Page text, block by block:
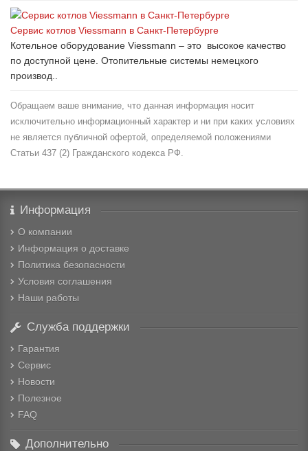
Сервис котлов Viessmann в Санкт-Петербурге
Котельное оборудование Viessmann – это высокое качество
по доступной цене. Отопительные системы немецкого
производ..
Обращаем ваше внимание, что данная информация носит
исключительно информационный характер и ни при каких условиях
не является публичной офертой, определяемой положениями
Статьи 437 (2) Гражданского кодекса РФ.
Информация
О компании
Информация о доставке
Политика безопасности
Условия соглашения
Наши работы
Служба поддержки
Гарантия
Сервис
Новости
Полезное
FAQ
Дополнительно